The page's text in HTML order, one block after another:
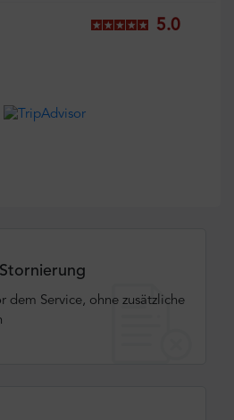
5.0
dem Service, ohne zusätzliche